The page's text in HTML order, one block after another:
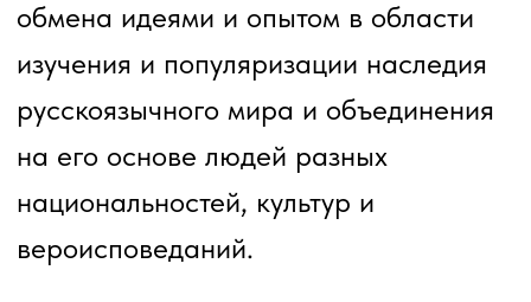
Русский язык – образование,
просвещение
Мероприятия данного направления
были нацелены на раскрытие
сакральных смыслов русского слова,
русской речи. Среди них:
образовательные платформы,
диалоговые площадки, презентации